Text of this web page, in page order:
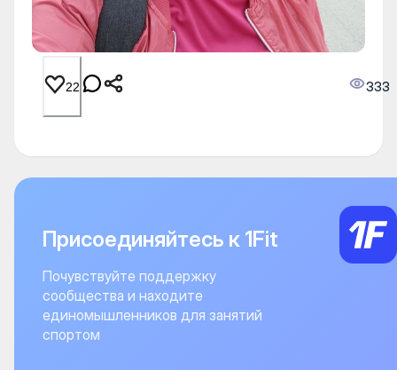
22 333
Присоединяйтесь к 1Fit
Почувствуйте поддержку
сообщества и находите
единомышленников для занятий
спортом